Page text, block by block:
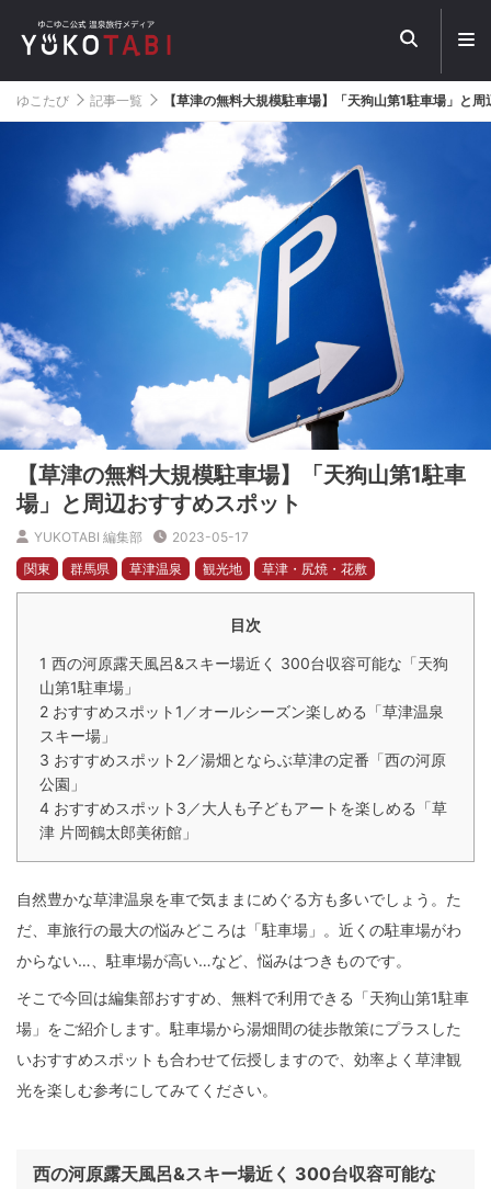
メ
ュ
ー
を
ゆこたび 記事一覧 【草津の無料大規模駐車場】「天狗山第1駐車場」と
【草津の無料大規模駐車場】「天狗山第1駐車
場」と周辺おすすめスポット
YUKOTABI 編集部
2023-05-17
関東
群馬県 草津温泉 観光地 草津・尻焼・花敷
目次
1 西の河原露天風呂&スキー場近く 300台収容可能な「天狗
山第1駐車場」
2 おすすめスポット1／オールシーズン楽しめる「草津温泉
スキー場」
3 おすすめスポット2／湯畑とならぶ草津の定番「西の河原
公園」
4 おすすめスポット3／大人も子どもアートを楽しめる「草
津 片岡鶴太郎美術館」
自然豊かな草津温泉を車で気ままにめぐる方も多いでしょう。た
だ、車旅行の最大の悩みどころは「駐車場」。近くの駐車場がわ
からない…、駐車場が高い…など、悩みはつきものです。
そこで今回は編集部おすすめ、無料で利用できる「天狗山第1駐車
場」をご紹介します。駐車場から湯畑間の徒歩散策にプラスした
いおすすめスポットも合わせて伝授しますので、効率よく草津観
光を楽しむ参考にしてみてください。
西の河原露天風呂&スキー場近く 300台収容可能な